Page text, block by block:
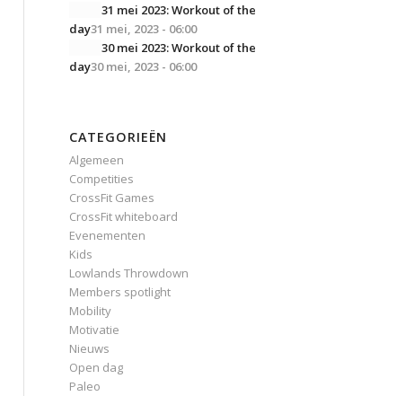
31 mei 2023: Workout of the
day31 mei, 2023 - 06:00
30 mei 2023: Workout of the
day30 mei, 2023 - 06:00
CATEGORIEËN
Algemeen
Competities
CrossFit Games
CrossFit whiteboard
Evenementen
Kids
Lowlands Throwdown
Members spotlight
Mobility
Motivatie
Nieuws
Open dag
Paleo